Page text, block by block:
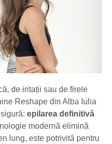
de iritații sau de firele
Reshape din Alba Iulia
epilarea definitivă
modernă elimină
lung, este potrivită pentru